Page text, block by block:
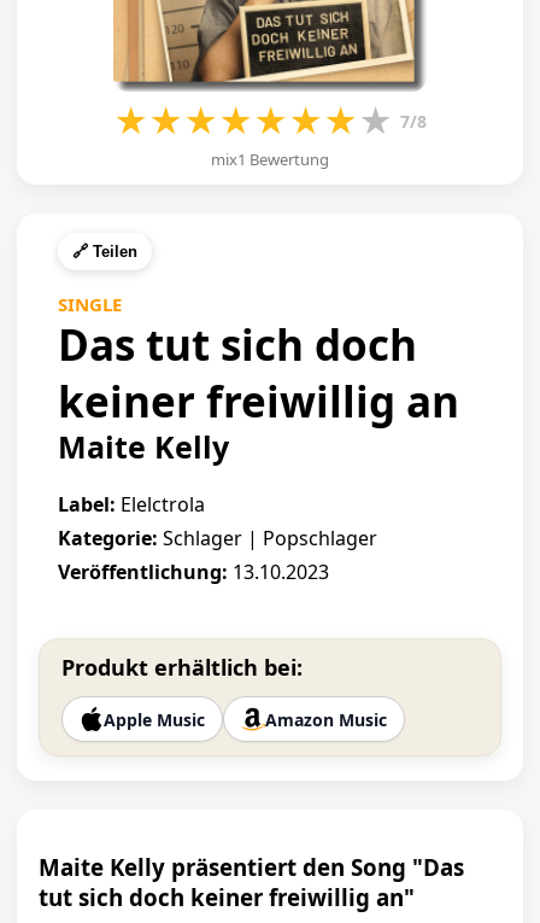
★★★★★★★★ 7/8
mix1 Bewertung
🔗 Teilen
SINGLE
Das tut sich doch
keiner freiwillig an
Maite Kelly
Label: Elelctrola
Kategorie: Schlager | Popschlager
Veröffentlichung: 13.10.2023
Produkt erhältlich bei:
Apple Music Amazon Music
Maite Kelly präsentiert den Song "Das
tut sich doch keiner freiwillig an"